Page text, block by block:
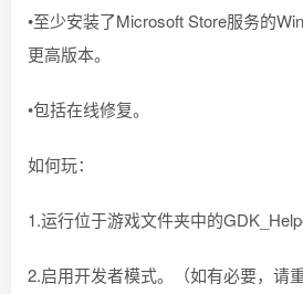
•至少安装了Microsoft Store服务的
更高版本。
•包括在线修复。
如何玩：
1.运行位于游戏文件夹中的
2.启用开发者模式。（如有必要，请